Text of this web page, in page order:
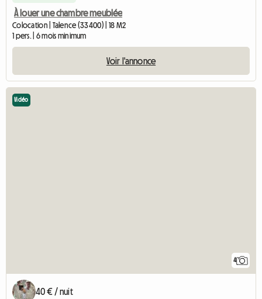
À louer une chambre meublée
Colocation | Talence (33400) | 18 M2
1 pers. | 6 mois minimum
Voir l'annonce
4
Vidéo
40 € / nuit